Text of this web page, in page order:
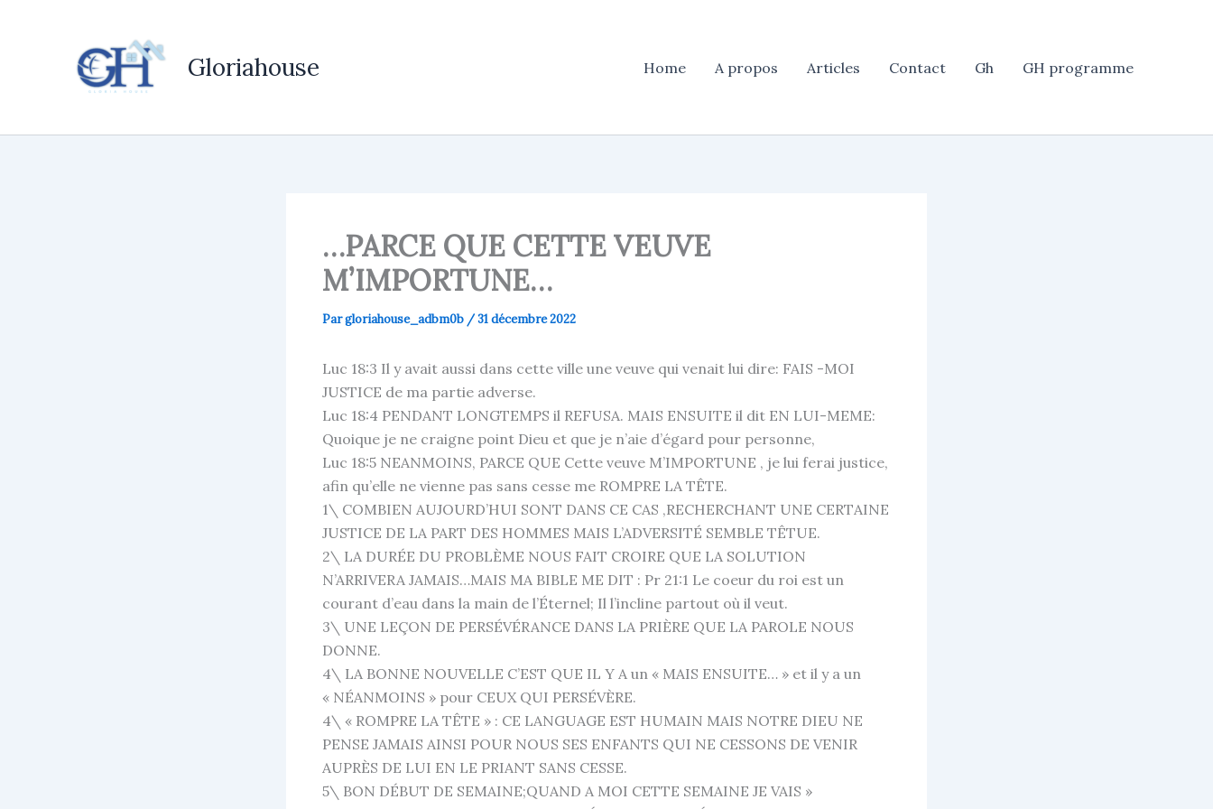
Gloriahouse Home A propos Articles Contact Gh GH programme
…PARCE QUE CETTE VEUVE
M’IMPORTUNE…
Pargloriahouse_adbm0b /31 décembre 2022
Luc 18:3 Il y avait aussi dans cette ville une veuve qui venait lui dire: FAIS -MOI
JUSTICE de ma partie adverse.
Luc 18:4 PENDANT LONGTEMPS il REFUSA. MAIS ENSUITE il dit EN LUI-MEME:
Quoique je ne craigne point Dieu et que je n’aie d’égard pour personne,
Luc 18:5 NEANMOINS, PARCE QUE Cette veuve M’IMPORTUNE , je lui ferai justice,
afin qu’elle ne vienne pas sans cesse me ROMPRE LA TÊTE.
1\ COMBIEN AUJOURD’HUI SONT DANS CE CAS ,RECHERCHANT UNE CERTAINE
JUSTICE DE LA PART DES HOMMES MAIS L’ADVERSITÉ SEMBLE TÊTUE.
2\ LA DURÉE DU PROBLÈME NOUS FAIT CROIRE QUE LA SOLUTION
N’ARRIVERA JAMAIS…MAIS MA BIBLE ME DIT : Pr 21:1 Le coeur du roi est un
courant d’eau dans la main de l’Éternel; Il l’incline partout où il veut.
3\ UNE LEÇON DE PERSÉVÉRANCE DANS LA PRIÈRE QUE LA PAROLE NOUS
DONNE.
4\ LA BONNE NOUVELLE C’EST QUE IL Y A un « MAIS ENSUITE… » et il y a un
« NÉANMOINS » pour CEUX QUI PERSÉVÈRE.
4\ « ROMPRE LA TÊTE » : CE LANGUAGE EST HUMAIN MAIS NOTRE DIEU NE
PENSE JAMAIS AINSI POUR NOUS SES ENFANTS QUI NE CESSONS DE VENIR
AUPRÈS DE LUI EN LE PRIANT SANS CESSE.
5\ BON DÉBUT DE SEMAINE;QUAND A MOI CETTE SEMAINE JE VAIS »